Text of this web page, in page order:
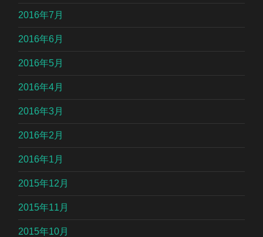
2016年7月
2016年6月
2016年5月
2016年4月
2016年3月
2016年2月
2016年1月
2015年12月
2015年11月
2015年10月